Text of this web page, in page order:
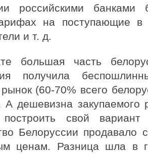
российскими банками
на поступающие в
и т. д.
большая часть
получила
(60-70% всего
дешевизна закупаемого
построить свой
Белоруссии
ценам. Разница шла в